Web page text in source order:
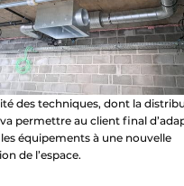
des techniques, dont la
permettre au client final
équipements à une nouvelle
de l’espace.